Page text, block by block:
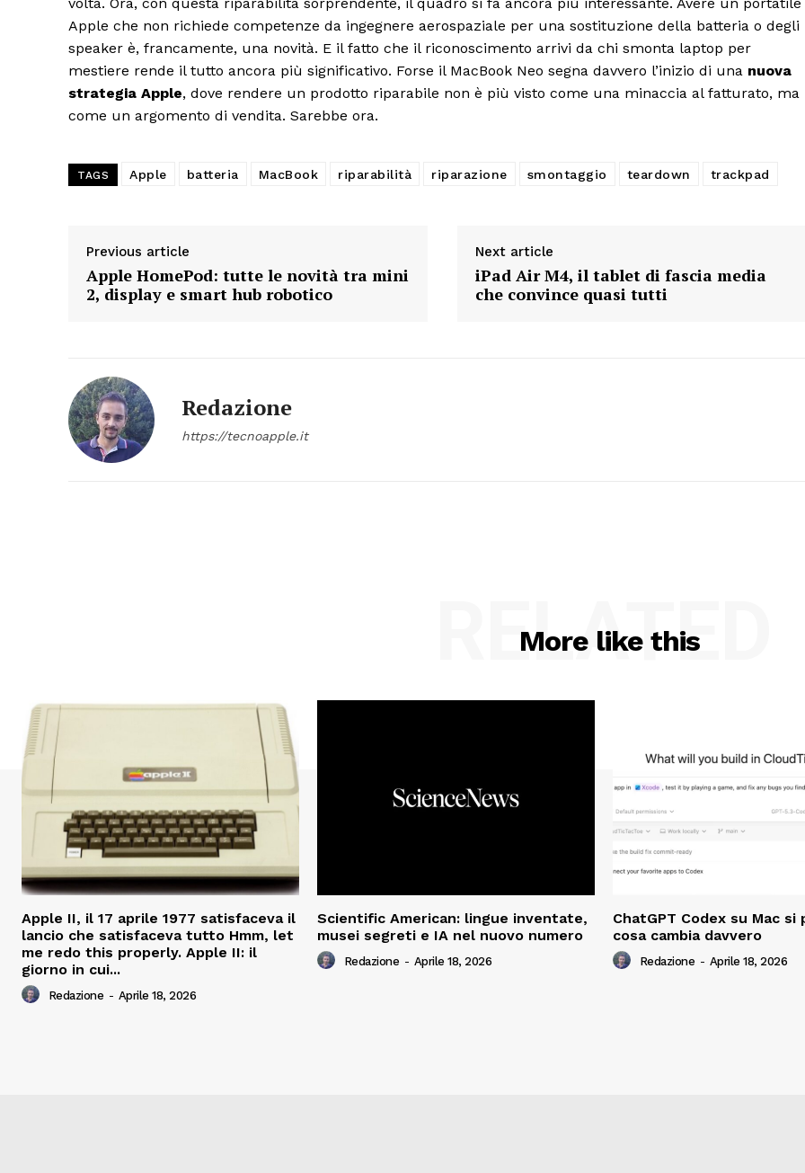
Apple che non richiede competenze da ingegnere aerospaziale per una sostituzione della batteria o degli
speaker è, francamente, una novità. E il fatto che il riconoscimento arrivi da chi smonta laptop per
mestiere rende il tutto ancora più significativo. Forse il MacBook Neo segna davvero l’inizio di una nuova
strategia Apple, dove rendere un prodotto riparabile non è più visto come una minaccia al fatturato, ma
come un argomento di vendita. Sarebbe ora.
TAGS Apple batteria MacBook riparabilità riparazione smontaggio teardown trackpad
Previous article
Apple HomePod: tutte le novità tra mini
2, display e smart hub robotico
Next article
iPad Air M4, il tablet di fascia media
che convince quasi tutti
Redazione
https://tecnoapple.it
More like this
RELATED
Apple II, il 17 aprile 1977 satisfaceva il
lancio che satisfaceva tutto Hmm, let
me redo this properly. Apple II: il
giorno in cui...
Redazione - Aprile 18, 2026
Scientific American: lingue inventate,
musei segreti e IA nel nuovo numero
Redazione - Aprile 18, 2026
ChatGPT Codex su Mac si
cosa cambia davvero
Redazione - Aprile 18, 2026